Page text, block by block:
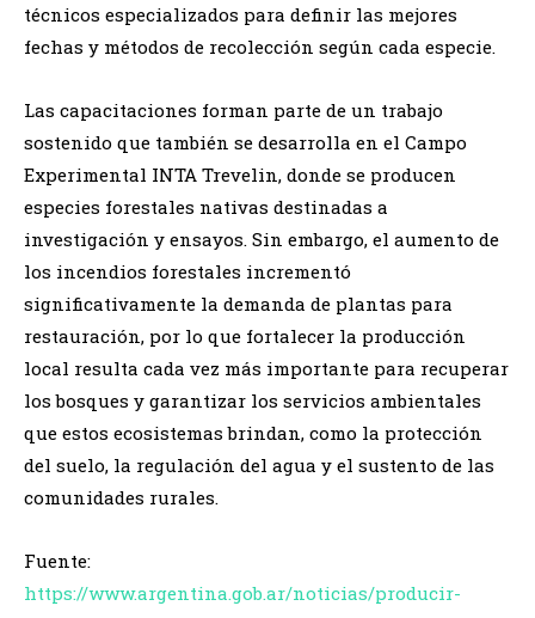
técnicos especializados para definir las mejores
fechas y métodos de recolección según cada especie.
Las capacitaciones forman parte de un trabajo
sostenido que también se desarrolla en el Campo
Experimental INTA Trevelin, donde se producen
especies forestales nativas destinadas a
investigación y ensayos. Sin embargo, el aumento de
los incendios forestales incrementó
significativamente la demanda de plantas para
restauración, por lo que fortalecer la producción
local resulta cada vez más importante para recuperar
los bosques y garantizar los servicios ambientales
que estos ecosistemas brindan, como la protección
del suelo, la regulación del agua y el sustento de las
comunidades rurales.
Fuente:
https://www.argentina.gob.ar/noticias/producir-